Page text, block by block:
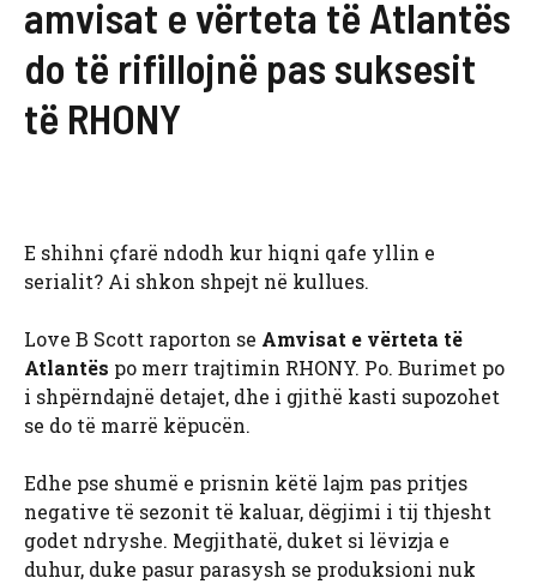
amvisat e vërteta të Atlantës
do të rifillojnë pas suksesit
të RHONY
E shihni çfarë ndodh kur hiqni qafe yllin e
serialit? Ai shkon shpejt në kullues.
Love B Scott raporton se Amvisat e vërteta të
Atlantës po merr trajtimin RHONY. Po. Burimet po
i shpërndajnë detajet, dhe i gjithë kasti supozohet
se do të marrë këpucën.
Edhe pse shumë e prisnin këtë lajm pas pritjes
negative të sezonit të kaluar, dëgjimi i tij thjesht
godet ndryshe. Megjithatë, duket si lëvizja e
duhur, duke pasur parasysh se produksioni nuk